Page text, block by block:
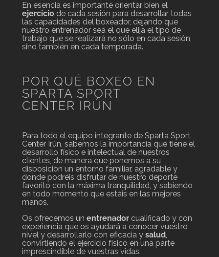
En esencia es importante orientar bien el
ejerciciode cada sesión para desarrollar todas
las capacidades del boxeador, dejando que
nuestro entrenador sea el que elija el tipo de
trabajo que se realizará no sólo en cada sesión,
sino también en cada temporada.
POR QUÉ BOXEO EN
SPARTA SPORT
CENTER IRÚN
Para todo el equipo integrante de Sparta Sport
Center Irún, sabemos la importancia que tiene el
desarrollo físico e intelectual de nuestros
clientes, de manera que ponemos a su
disposición un entorno familiar, agradable y
donde podréis disfrutar de nuestro deporte
favorito con la máxima tranquilidad, y sabiendo
en todo momento que estáis en las mejores
manos.
Os ofrecemos un entrenadorcualificado y con
experiencia que os ayudará a conocer vuestro
nivel y desarrollarlo con eficacia y salud,
convirtiendo el ejercicio físico en una parte
imprescindible de vuestras vidas.